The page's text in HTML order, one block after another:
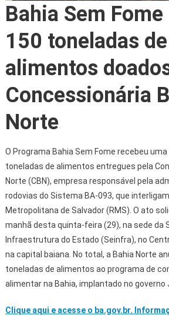
Bahia Sem
150 toneladas de
alimentos
Concessionária
Norte
O Programa Bahia Sem Fome recebeu
toneladas de alimentos entregues pela
Norte (CBN), empresa responsável pela
rodovias do Sistema BA-093, que
Metropolitana de Salvador (RMS). O ato
manhã desta quinta-feira (29), na sede da
Infraestrutura do Estado (Seinfra), no
na capital baiana. No total, a Bahia Norte
toneladas de alimentos ao programa de
alimentar na Bahia, implantado no governo
Clique aqui e acesse o ba.gov.br.